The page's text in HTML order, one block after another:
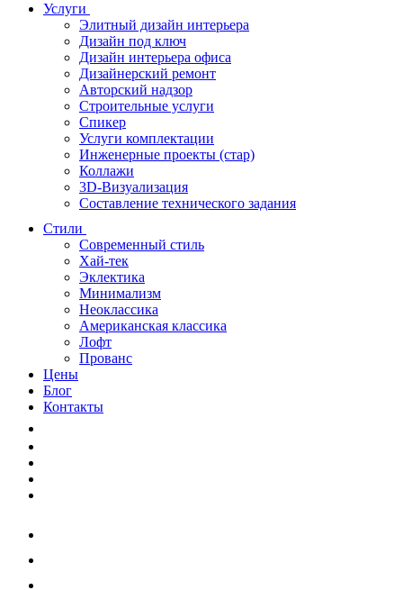
Услуги
Элитный дизайн интерьера
Дизайн под ключ
Дизайн интерьера офиса
Дизайнерский ремонт
Авторский надзор
Строительные услуги
Спикер
Услуги комплектации
Инженерные проекты (стар)
Коллажи
3D-Визуализация
Составление технического задания
Стили
Современный стиль
Хай-тек
Эклектика
Минимализм
Неоклассика
Американская классика
Лофт
Прованс
Цены
Блог
Контакты